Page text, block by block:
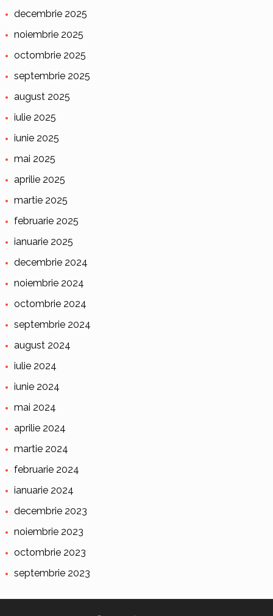
decembrie 2025
noiembrie 2025
octombrie 2025
septembrie 2025
august 2025
iulie 2025
iunie 2025
mai 2025
aprilie 2025
martie 2025
februarie 2025
ianuarie 2025
decembrie 2024
noiembrie 2024
octombrie 2024
septembrie 2024
august 2024
iulie 2024
iunie 2024
mai 2024
aprilie 2024
martie 2024
februarie 2024
ianuarie 2024
decembrie 2023
noiembrie 2023
octombrie 2023
septembrie 2023